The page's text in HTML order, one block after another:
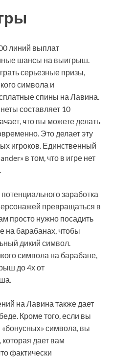
линий выплат
шансы на выигрыш.
серьезные призы,
символа и
спины на Лавина.
составляет 10
что вы можете делать
Это делает эту
игроков. Единственный
в том, что в игре нет
заработка
превращаться в
просто нужно посадить
на барабанах, чтобы
дикий символ.
символа на барабане,
до 4х от
на Лавина также дает
Кроме того, если вы
символа, вы
которая дает вам
фактически